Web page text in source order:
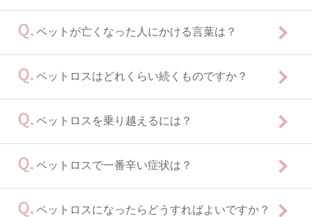
ペットが亡くなった人にかける言葉は？
ペットロスはどれくらい続くものですか？
ペットロスを乗り越えるには？
ペットロスで一番辛い症状は？
ペットロスになったらどうすればよいですか？